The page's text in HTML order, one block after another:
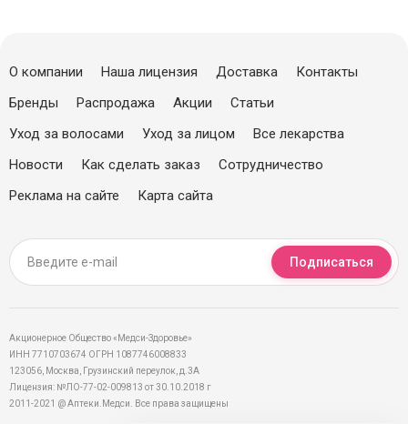
О компании Наша лицензия Доставка
Контакты
Бренды
Распродажа Акции
Статьи
Уход за волосами
Уход за лицом
Все лекарства
Новости
Как сделать заказ
Сотрудничество
Реклама на сайте
Карта сайта
Подписаться
Акционерное Общество «Медси-Здоровье»
ИНН 7710703674 ОГРН 1087746008833
123056, Москва, Грузинский переулок, д.3А
Лицензия: №ЛО-77-02-009813 от 30.10.2018 г
2011-2021 @ Аптеки.Медси. Все права защищены